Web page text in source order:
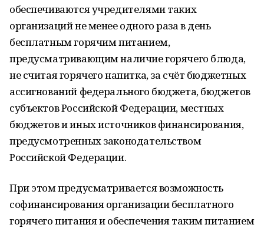
обеспечиваются учредителями таких
организаций не менее одного раза в день
бесплатным горячим питанием,
предусматривающим наличие горячего блюда,
не считая горячего напитка, за счёт бюджетных
ассигнований федерального бюджета, бюджетов
субъектов Российской Федерации, местных
бюджетов и иных источников финансирования,
предусмотренных законодательством
Российской Федерации.
При этом предусматривается возможность
софинансирования организации бесплатного
горячего питания и обеспечения таким питанием